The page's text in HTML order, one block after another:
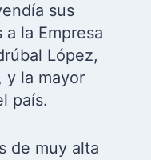
sus
la Empresa
López,
y la mayor
país.
de muy alta